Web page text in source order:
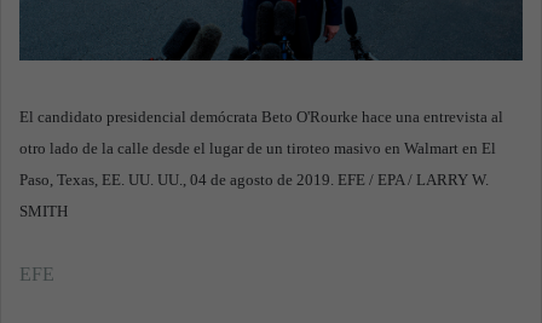
El candidato presidencial demócrata Beto O'Rourke hace una entrevista al
otro lado de la calle desde el lugar de un tiroteo masivo en Walmart en El
Paso, Texas, EE. UU. UU., 04 de agosto de 2019. EFE / EPA / LARRY W.
SMITH
EFE